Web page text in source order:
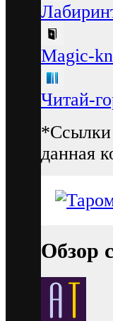
Magic-
Читай-
*Ссылки
данная
Обзор